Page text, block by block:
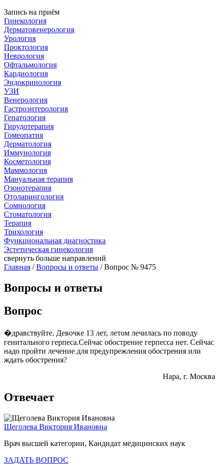
Запись на приём
Гинекология
Дерматовенерология
Урология
Проктология
Неврология
Офтальмология
Кардиология
Эндокринология
УЗИ
Венерология
Гастроэнтерология
Гепатология
Гирудотерапия
Гомеопатия
Дерматология
Иммунология
Косметология
Маммология
Мануальная терапия
Озонотерапия
Отоларингология
Сомнология
Стоматология
Терапия
Трихология
Функциональная диагностика
Эстетическая гинекология
свернуть больше направлений
Главная /Вопросы и ответы / Вопрос № 9475
Вопросы и ответы
Вопрос
�дравствуйте. Девочке 13 лет, летом лечилась по поводу
генитального герпеса.Сейчас обострение герпесса нет. Сейчас
надо пройти лечение для предупрежления обострения или
ждать обострения?
Нара, г. Москва
Отвечает
Щеголева Виктория Ивановна
Врач высшей категории, Кандидат медицинских наук
ЗАДАТЬ ВОПРОС